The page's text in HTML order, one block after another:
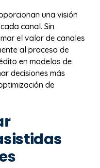
una visión
canal. Sin
el valor de canales
al proceso de
en modelos de
decisiones más
de